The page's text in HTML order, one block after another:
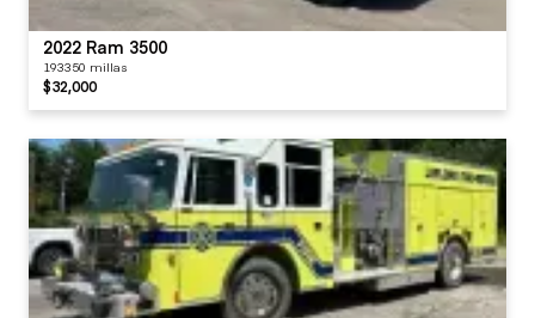
2022 Ram 3500
193350 millas
$32,000